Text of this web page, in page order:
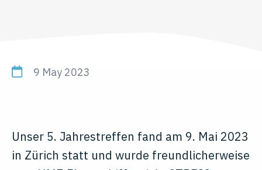
9 May 2023
Unser 5. Jahrestreffen fand am 9. Mai 2023
in Zürich statt und wurde freundlicherweise